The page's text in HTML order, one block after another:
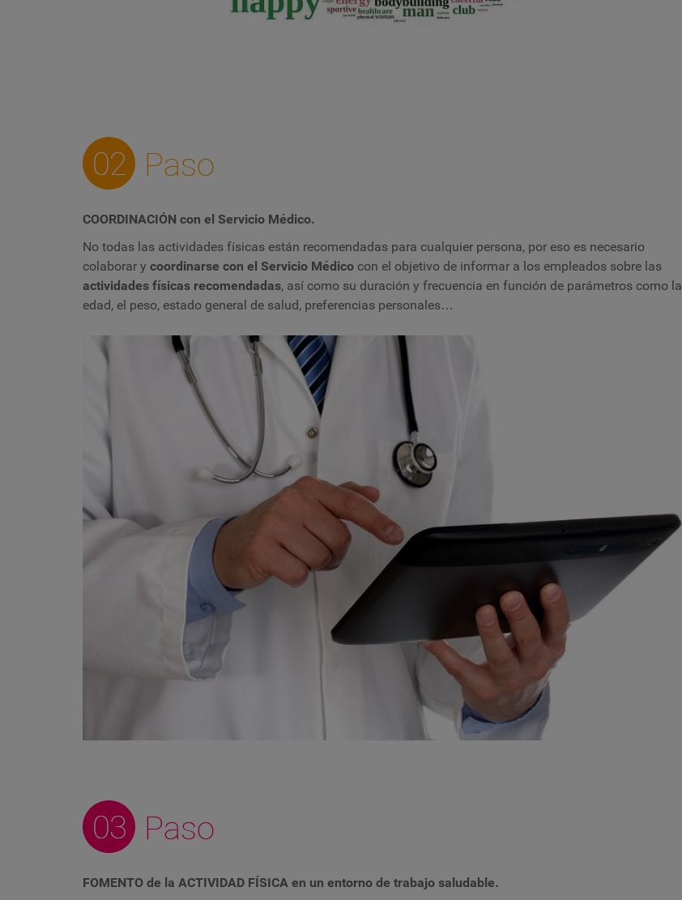
COORDINACIÓN con el Servicio Médico.
No todas las actividades físicas están recomendadas para cualquier persona, por eso es necesario
colaborar y coordinarse con el Servicio Médico con el objetivo de informar a los empleados sobre las
actividades físicas recomendadas, así como su duración y frecuencia en función de parámetros como la
edad, el peso, estado general de salud, preferencias personales…
FOMENTO de la ACTIVIDAD FÍSICA en un entorno de trabajo saludable.